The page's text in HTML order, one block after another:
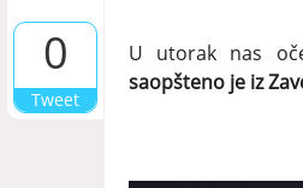
0
Tweet
U utorak nas
saopšteno je iz